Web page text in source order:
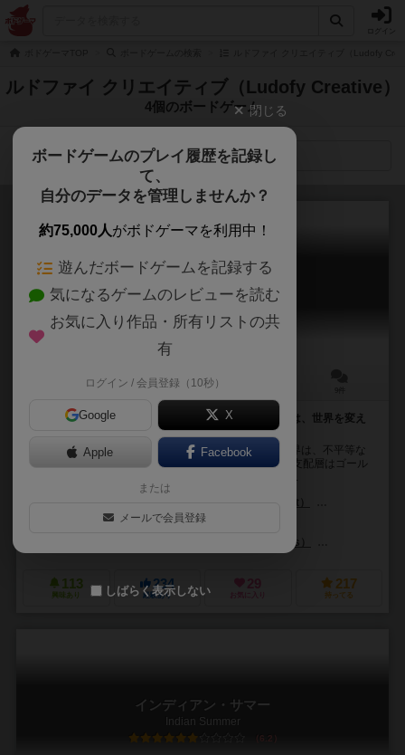
ルドファイ クリエイティブ（Ludofy Creative）
4個のボードゲーム
検索メニュー
レッド・ライジング
Red Rising
45～60分
階級制度に支配されるディストピア。最下層のレッドは、世界を変え
人類が他の惑星に移住するようになって数百年。世界は、不平等な
階級制度に支配されていた。階級は14の色で表され、支配層はゴール
ド。いっぽうレッドと呼ばれる人々は、火星の採掘な...
ジャッキー・デビス（Jacqui Davis）
ストーンマイヤー・ゲームズ（Stonemaier Games）
113
興味あり
234
経験あり
29
お気に入り
217
持ってる
インディアン・サマー
Indian Summer
6.2
閉じる
ボードゲームのプレイ履歴を記録し
て、
自分のデータを管理しませんか？
約75,000人がボドゲーマを利用中！
遊んだボードゲームを記録する
気になるゲームのレビューを読む
お気に入り作品・所有リストの共
有
ログイン / 会員登録（10秒）
Google X
Apple Facebook
または
メールで会員登録
しばらく表示しない